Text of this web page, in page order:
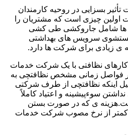
بسزایی در روحیه کارمندان
اولین چیزی است که مشتریان را
شامل جاروکشی طی کشی
شستشوی سرویس های بهداشتی
ی زیادی برای شرکت ها دارد.
کارهای نظافتی با یک شرکت خدمات
در فواصل زمانی مشخص نظافتچی به
اینکه نظافتچی از طرف شرکتی
سوءپیشینه و اعتیاد کاملاً
ی که در صورت بستن
کمتر از نرخ مصوب شرکت خدمات